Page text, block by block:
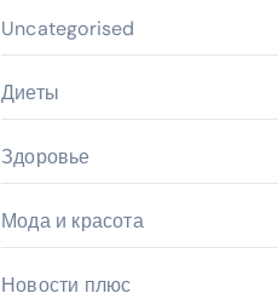
Uncategorised
Диеты
Здоровье
Мода и красота
Новости плюс